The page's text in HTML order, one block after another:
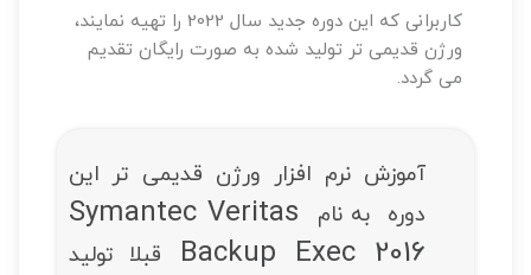
کاربرانی که این دوره جدید سال 2022 را تهیه نمایند،
ورژن قدیمی تر تولید شده به صورت رایگان تقدیم
می گردد.
آموزش نرم افزار ورژن قدیمی تر این
دوره به نام
Symantec Veritas
Backup Exec 2016
قبلا تولید